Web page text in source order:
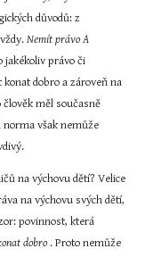
důvodů: z
Nemít právo A
jakékoliv právo či
dobro a zároveň na
měl současně
norma však nemůže
na výchovu dětí? Velice
na výchovu svých dětí,
povinnost, která
dobro . Proto nemůže